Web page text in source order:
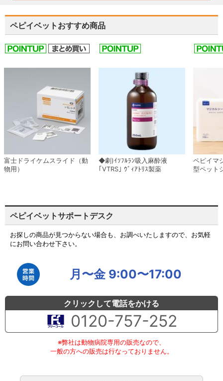
ペピイベットおすすめ商品
富士ドライケムスライド（動
物用）
◆劇)ｲｿﾌﾙﾗﾝ吸入麻酔液
｢VTRS｣ ｳﾞｨｱﾄﾘｽ製薬
ペピイマ
型ペット
ペピイベットサポートデスク
お探しの商品が見つからない場合も、お調べいたしますので、お気軽
にお問い合わせ下さい。
月〜金 9:00〜17:00
クリックして電話をかける
0120-757-252
※弊社は動物病院専用の販売なので、
一般の方への販売は行なっておりません。